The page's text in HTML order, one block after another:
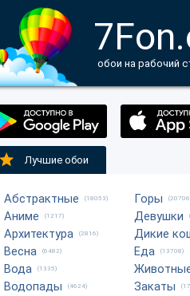
обои на рабочий
Лучшие обои
Абстрактные (18053)
Аниме (1217)
Архитектура (2816)
Весна (6482)
Вода (1335)
Водопады (4624)
Горы
Девушки
Дикие
Еда (13708)
Закаты